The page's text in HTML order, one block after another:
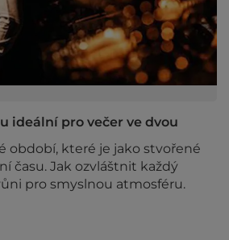
ideální pro večer ve dvou
období, které je jako stvořené
času. Jak ozvláštnit každý
pro smyslnou atmosféru.